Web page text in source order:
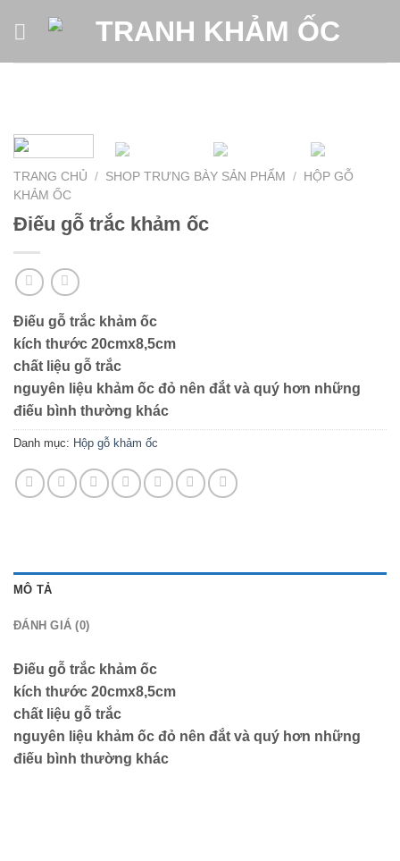
TRANG CHỦ / SHOP TRƯNG BÀY SẢN PHẨM /
HỘP GỖ
KHẢM ỐC
Điếu gỗ trắc khảm ốc
Điếu gỗ trắc khảm ốc
kích thước 20cmx8,5cm
chất liệu gỗ trắc
nguyên liệu khảm ốc đỏ nên đắt và quý hơn những
điếu bình thường khác
Danh mục: Hộp gỗ khảm ốc
MÔ TẢ
ĐÁNH GIÁ (0)
Điếu gỗ trắc khảm ốc
kích thước 20cmx8,5cm
chất liệu gỗ trắc
nguyên liệu khảm ốc đỏ nên đắt và quý hơn những
điếu bình thường khác